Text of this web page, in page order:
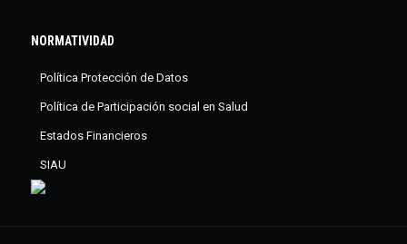
NORMATIVIDAD
Política Protección de Datos
Política de Participación social en Salud
Estados Financieros
SIAU